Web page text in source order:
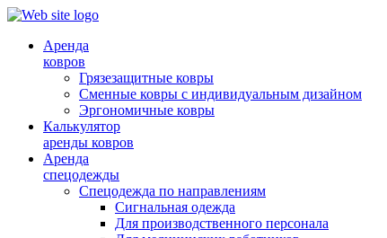
Аренда
ковров
Грязезащитные ковры
Сменные ковры с индивидуальным дизайном
Эргономичные ковры
Калькулятор
аренды ковров
Аренда
спецодежды
Спецодежда по направлениям
Сигнальная одежда
Для производственного персонала